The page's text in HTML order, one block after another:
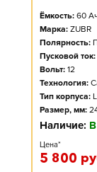
Ёмкость: 60
Марка: ZUBR
Полярность:
Пусковой ток:
Вольт: 12
Технология:
Тип корпуса:
Размер, мм:
Наличие:
Цена*
5 800